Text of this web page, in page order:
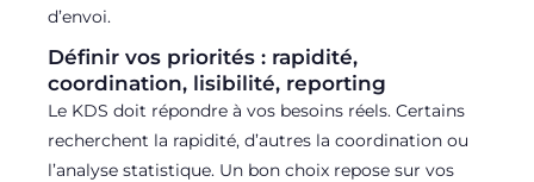
d’envoi.
Définir vos priorités : rapidité,
coordination, lisibilité, reporting
Le KDS doit répondre à vos besoins réels. Certains
recherchent la rapidité, d’autres la coordination ou
l’analyse statistique. Un bon choix repose sur vos